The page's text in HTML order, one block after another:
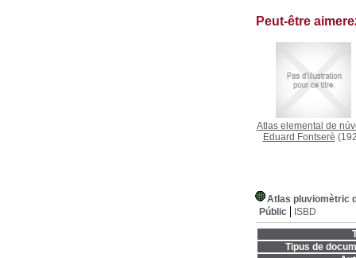
Peut-être
Atlas elemental de
Eduard Fontserè
Atlas pluviomètric
Públic
ISBD
Tipus de